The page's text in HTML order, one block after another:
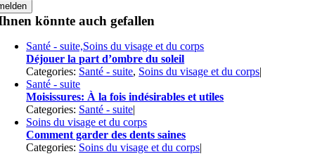
könnte auch gefallen
Santé - suite,Soins du visage et du corps
Déjouer la part d’ombre du soleil
Categories: Santé - suite, Soins du visage et du corps|
Santé - suite
Moisissures: À la fois indésirables et utiles
Categories: Santé - suite|
Soins du visage et du corps
Comment garder des dents saines
Categories: Soins du visage et du corps|